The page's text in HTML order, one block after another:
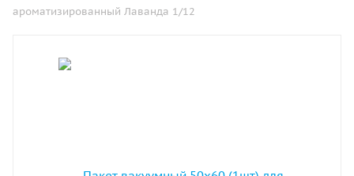
ароматизированный Лаванда 1/12